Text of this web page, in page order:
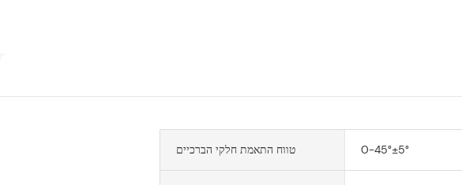
טווח התאמת חלקי הברכיים 0-45°±5°